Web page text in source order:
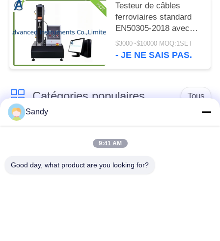
Testeur de câbles
ferroviaires standard
EN50305-2018 avec
course effective de 400
mm et diamètre de
$3000~$10000 MOQ:1SET
- JE NE SAIS PAS.
Catégories populaires Tous
Équipement de test
Équipement de test
d'huile
Équipement d'essai
Machine d'essai de
Sandy
9:41 AM
Good day, what product are you looking for?